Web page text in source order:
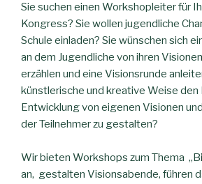
Sie suchen einen Workshopleiter für
Kongress? Sie wollen jugendliche
Schule einladen? Sie wünschen sich
an dem Jugendliche von ihren
erzählen und eine Visionsrunde
künstlerische und kreative Weise den
Entwicklung von eigenen Visionen
der Teilnehmer zu gestalten?
Wir bieten Workshops zum Thema
an, gestalten Visionsabende, führen